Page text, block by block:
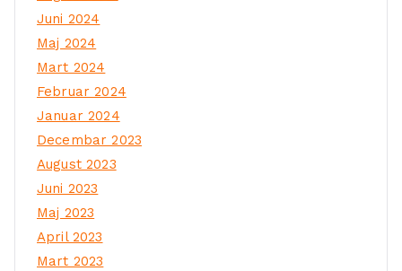
Juni 2024
Maj 2024
Mart 2024
Februar 2024
Januar 2024
Decembar 2023
August 2023
Juni 2023
Maj 2023
April 2023
Mart 2023